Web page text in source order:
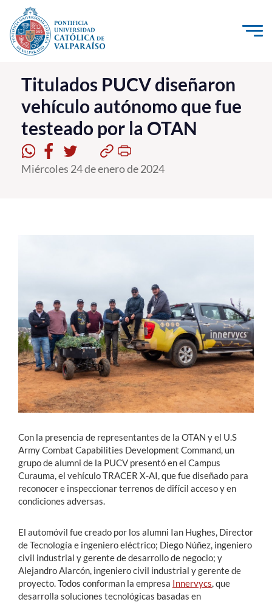
Click acá para ir directamente al contenido
La Universidad
Investigación, Creación e Innovación
PUCV Internacional
Vinculación con el Medio
Estudiantes
Académicos
Funcionarios
Alumni
Titulados PUCV diseñaron
vehículo autónomo que fue
testeado por la OTAN
Miércoles 24 de enero de 2024
Con la presencia de representantes de la OTAN y el U.S
Army Combat Capabilities Development Command, un
grupo de alumni de la PUCV presentó en el Campus
Curauma, el vehículo TRACER X-AI, que fue diseñado para
reconocer e inspeccionar terrenos de difícil acceso y en
condiciones adversas.
El automóvil fue creado por los alumni Ian Hughes, Director
de Tecnología e ingeniero eléctrico; Diego Núñez, ingeniero
civil industrial y gerente de desarrollo de negocio; y
Alejandro Alarcón, ingeniero civil industrial y gerente de
proyecto. Todos conforman la empresa Innervycs , que
desarrolla soluciones tecnológicas basadas en